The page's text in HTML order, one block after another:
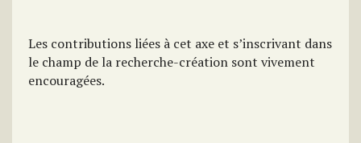
Les contributions liées à cet axe et s’inscrivant dans
le champ de la recherche-création sont vivement
encouragées.